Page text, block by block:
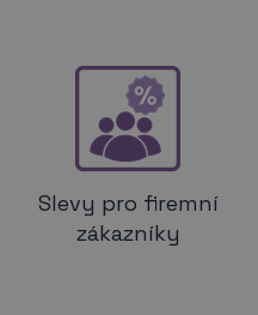
Slevy pro firemní
zákazníky